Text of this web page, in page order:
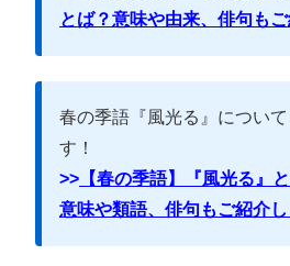
とば？意味や由来、俳句も
春の季語『風光る』につい
す！
>> 【春の季語】『風光る』
意味や類語、俳句もご紹介し